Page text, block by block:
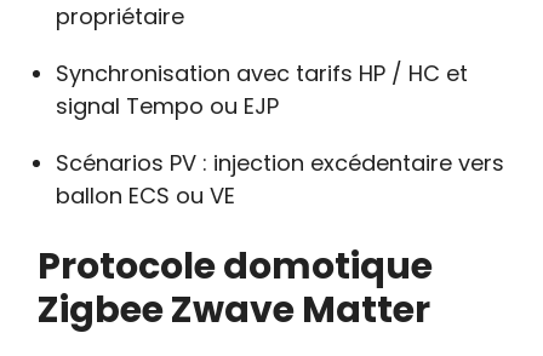
propriétaire
Synchronisation avec tarifs HP / HC et
signal Tempo ou EJP
Scénarios PV : injection excédentaire vers
ballon ECS ou VE
Protocole domotique
Zigbee Zwave Matter